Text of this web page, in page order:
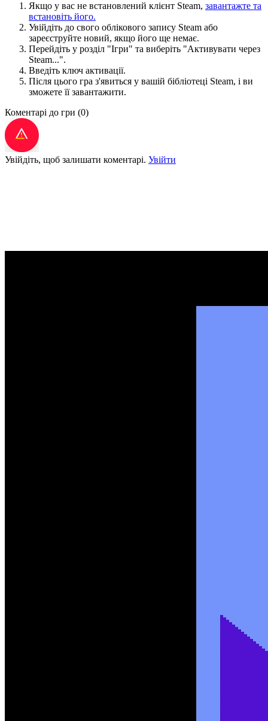
Якщо у вас не встановлений клієнт Steam, завантажте та
встановіть його.
Увійдіть до свого облікового запису Steam або
зареєструйте новий, якщо його ще немає.
Перейдіть у розділ "Ігри" та виберіть "Активувати через
Steam...".
Введіть ключ активації.
Після цього гра з'явиться у вашій бібліотеці Steam, і ви
зможете її завантажити.
Коментарі до гри (0)
Увійдіть, щоб залишати коментарі. Увійти